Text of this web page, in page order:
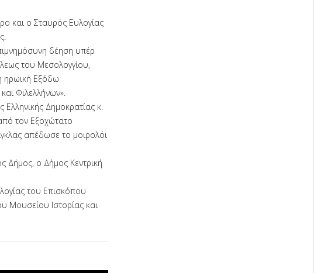
και ο Σταυρός Ευλογίας
δέηση υπέρ
του Μεσολογγίου,
ηρωική Εξόδω
Φιλελλήνων».
Δημοκρατίας κ.
τον Εξοχώτατο
απέδωσε το μοιρολόι
Δήμος, ο Δήμος Κεντρική
του Επισκόπου
Μουσείου Ιστορίας και